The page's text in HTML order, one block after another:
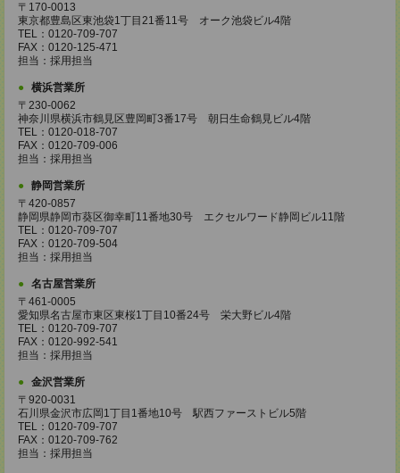
〒170-0013
東京都豊島区東池袋1丁目21番11号 オーク池袋ビル4階
TEL：0120-709-707
FAX：0120-125-471
担当：採用担当
横浜営業所
〒230-0062
神奈川県横浜市鶴見区豊岡町3番17号 朝日生命鶴見ビル4階
TEL：0120-018-707
FAX：0120-709-006
担当：採用担当
静岡営業所
〒420-0857
静岡県静岡市葵区御幸町11番地30号 エクセルワード静岡ビル11階
TEL：0120-709-707
FAX：0120-709-504
担当：採用担当
名古屋営業所
〒461-0005
愛知県名古屋市東区東桜1丁目10番24号 栄大野ビル4階
TEL：0120-709-707
FAX：0120-992-541
担当：採用担当
金沢営業所
〒920-0031
石川県金沢市広岡1丁目1番地10号 駅西ファーストビル5階
TEL：0120-709-707
FAX：0120-709-762
担当：採用担当